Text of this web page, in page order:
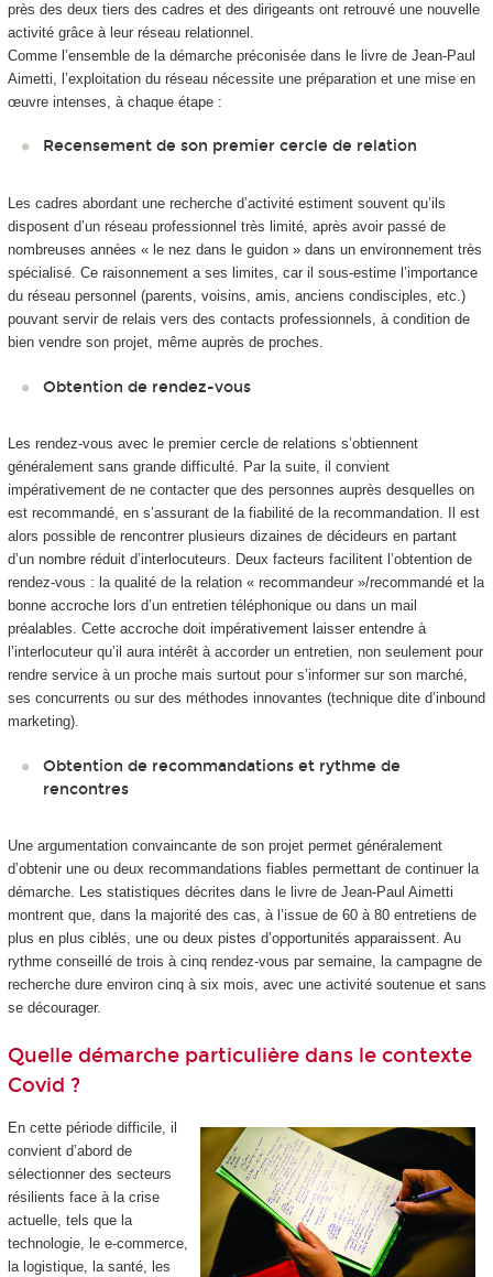
près des deux tiers des cadres et des dirigeants ont retrouvé une nouvelle
activité grâce à leur réseau relationnel.
Comme l’ensemble de la démarche préconisée dans le livre de Jean-Paul
Aimetti, l’exploitation du réseau nécessite une préparation et une mise en
œuvre intenses, à chaque étape :
Recensement de son premier cercle de relation
Les cadres abordant une recherche d’activité estiment souvent qu’ils
disposent d’un réseau professionnel très limité, après avoir passé de
nombreuses années « le nez dans le guidon » dans un environnement très
spécialisé. Ce raisonnement a ses limites, car il sous-estime l’importance
du réseau personnel (parents, voisins, amis, anciens condisciples, etc.)
pouvant servir de relais vers des contacts professionnels, à condition de
bien vendre son projet, même auprès de proches.
Obtention de rendez-vous
Les rendez-vous avec le premier cercle de relations s’obtiennent
généralement sans grande difficulté. Par la suite, il convient
impérativement de ne contacter que des personnes auprès desquelles on
est recommandé, en s’assurant de la fiabilité de la recommandation. Il est
alors possible de rencontrer plusieurs dizaines de décideurs en partant
d’un nombre réduit d’interlocuteurs. Deux facteurs facilitent l’obtention de
rendez-vous : la qualité de la relation « recommandeur »/recommandé et la
bonne accroche lors d’un entretien téléphonique ou dans un mail
préalables. Cette accroche doit impérativement laisser entendre à
l’interlocuteur qu’il aura intérêt à accorder un entretien, non seulement pour
rendre service à un proche mais surtout pour s’informer sur son marché,
ses concurrents ou sur des méthodes innovantes (technique dite d’inbound
marketing).
Obtention de recommandations et rythme de
rencontres
Une argumentation convaincante de son projet permet généralement
d’obtenir une ou deux recommandations fiables permettant de continuer la
démarche. Les statistiques décrites dans le livre de Jean-Paul Aimetti
montrent que, dans la majorité des cas, à l’issue de 60 à 80 entretiens de
plus en plus ciblés, une ou deux pistes d’opportunités apparaissent. Au
rythme conseillé de trois à cinq rendez-vous par semaine, la campagne de
recherche dure environ cinq à six mois, avec une activité soutenue et sans
se décourager.
Quelle démarche particulière dans le contexte
Covid ?
En cette période difficile, il
convient d’abord de
sélectionner des secteurs
résilients face à la crise
actuelle, tels que la
technologie, le e-commerce,
la logistique, la santé, les